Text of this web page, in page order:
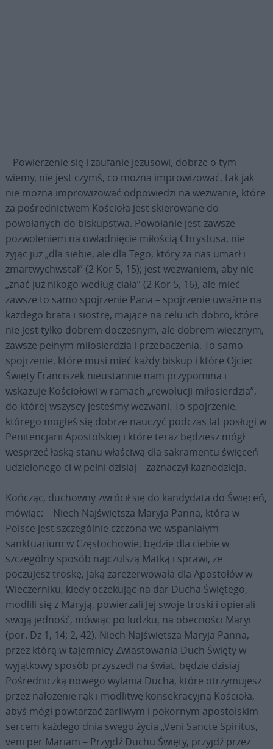
– Powierzenie się i zaufanie Jezusowi, dobrze o tym
wiemy, nie jest czymś, co można improwizować, tak jak
nie można improwizować odpowiedzi na wezwanie, które
za pośrednictwem Kościoła jest skierowane do
powołanych do biskupstwa. Powołanie jest zawsze
pozwoleniem na owładnięcie miłością Chrystusa, nie
żyjąc już „dla siebie, ale dla Tego, który za nas umarł i
zmartwychwstał” (2 Kor 5, 15); jest wezwaniem, aby nie
„znać już nikogo według ciała” (2 Kor 5, 16), ale mieć
zawsze to samo spojrzenie Pana – spojrzenie uważne na
każdego brata i siostrę, mające na celu ich dobro, które
nie jest tylko dobrem doczesnym, ale dobrem wiecznym,
zawsze pełnym miłosierdzia i przebaczenia. To samo
spojrzenie, które musi mieć każdy biskup i które Ojciec
Święty Franciszek nieustannie nam przypomina i
wskazuje Kościołowi w ramach „rewolucji miłosierdzia”,
do której wszyscy jesteśmy wezwani. To spojrzenie,
którego mogłeś się dobrze nauczyć podczas lat posługi w
Penitencjarii Apostolskiej i które teraz będziesz mógł
wesprzeć łaską stanu właściwą dla sakramentu święceń
udzielonego ci w pełni dzisiaj – zaznaczył kaznodzieja.
Kończąc, duchowny zwrócił się do kandydata do Święceń,
mówiąc: – Niech Najświętsza Maryja Panna, która w
Polsce jest szczególnie czczona we wspaniałym
sanktuarium w Częstochowie, będzie dla ciebie w
szczególny sposób najczulszą Matką i sprawi, że
poczujesz troskę, jaką zarezerwowała dla Apostołów w
Wieczerniku, kiedy oczekując na dar Ducha Świętego,
modlili się z Maryją, powierzali Jej swoje troski i opierali
swoją jedność, mówiąc po ludzku, na obecności Maryi
(por. Dz 1, 14; 2, 42). Niech Najświętsza Maryja Panna,
przez którą w tajemnicy Zwiastowania Duch Święty w
wyjątkowy sposób przyszedł na świat, będzie dzisiaj
Pośredniczką nowego wylania Ducha, które otrzymujesz
przez nałożenie rąk i modlitwę konsekracyjną Kościoła,
abyś mógł powtarzać żarliwym i pokornym apostolskim
sercem każdego dnia swego życia „Veni Sancte Spiritus,
veni per Mariam – Przyjdź Duchu Święty, przyjdź przez